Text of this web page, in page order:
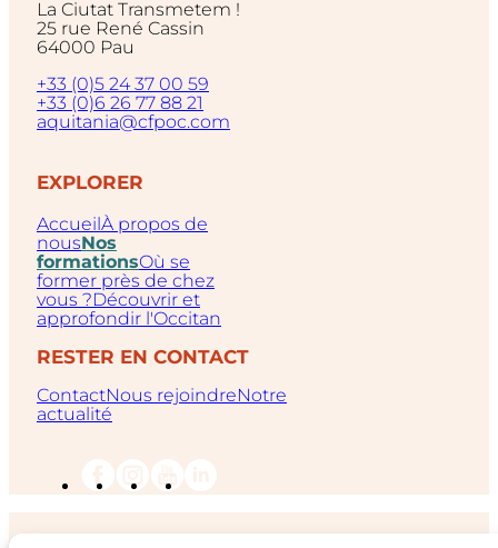
La Ciutat Transmetem !
25 rue René Cassin
64000 Pau
+33 (0)5 24 37 00 59
+33 (0)6 26 77 88 21
aquitania@cfpoc.com
EXPLORER
AccueilÀ propos de
nousNos
formationsOù se
former près de chez
vous ?Découvrir et
approfondir l'Occitan
RESTER EN CONTACT
ContactNous rejoindreNotre
actualité